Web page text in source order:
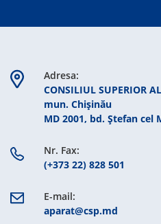
Adresa:
CONSILIUL SUPERIOR
mun. Chişinău
MD 2001, bd. Ștefan cel
Nr. Fax:
(+373 22) 828 501
E-mail:
aparat@csp.md